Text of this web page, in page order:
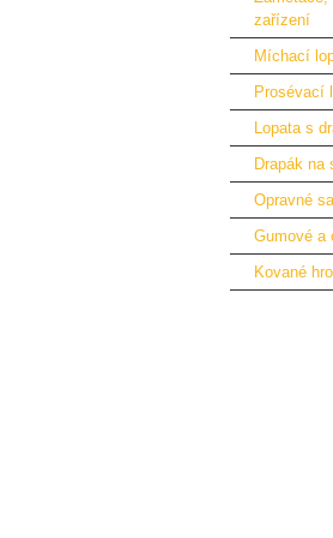
zařízení
Míchací
Prosévací
Lopata s
Drapák na
Opravné
Gumové a
Kované